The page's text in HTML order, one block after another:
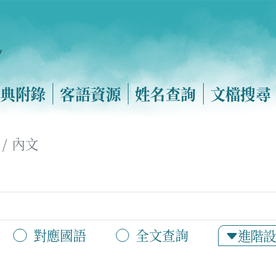
附錄 客語資源 姓名查詢 文檔搜尋
內文
對應國語 全文查詢 進階